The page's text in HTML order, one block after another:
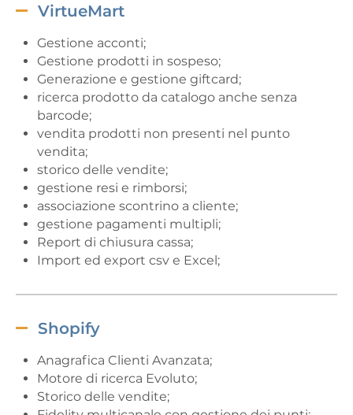
VirtueMart
Gestione acconti;
Gestione prodotti in sospeso;
Generazione e gestione giftcard;
ricerca prodotto da catalogo anche senza
barcode;
vendita prodotti non presenti nel punto
vendita;
storico delle vendite;
gestione resi e rimborsi;
associazione scontrino a cliente;
gestione pagamenti multipli;
Report di chiusura cassa;
Import ed export csv e Excel;
Shopify
Anagrafica Clienti Avanzata;
Motore di ricerca Evoluto;
Storico delle vendite;